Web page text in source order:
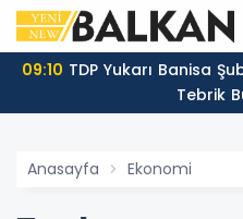
09:10
Tebrik
Anasayfa Ekonomi